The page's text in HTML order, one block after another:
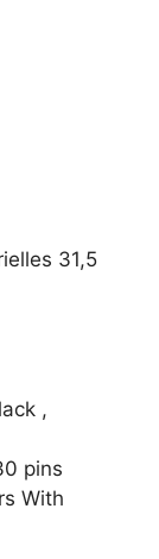
31,5
,
pins
With